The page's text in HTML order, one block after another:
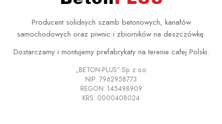
Producent solidnych szamb betonowych, kanałów
samochodowych oraz piwnic i zbiorników na deszczówkę.
Dostarczamy i montujemy prefabrykaty na terenie całej Polski.
„BETON-PLUS” Sp. z o.o.
NIP: 7962958773
REGON: 145498909
KRS: 0000408024